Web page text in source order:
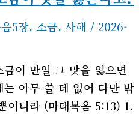
5장, 소금, 사해 / 2026-
이 만일 그 맛을 잃으면
아무 쓸 데 없어 다만 밖
이니라 (마태복음 5:13) 1.